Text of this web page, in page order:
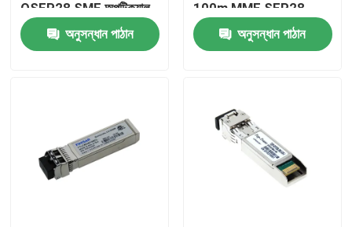
বাড়ি
আমাদের সম্পর্কে
QSFP28 SMF অপটিক্যাল
ট্রান্সিভার
অনুসন্ধান পাঠান
100m MMF SFP28-
25G-SR অপটিক্যাল ট্রান্সিভার
মডিউল
অনুসন্ধান পাঠান